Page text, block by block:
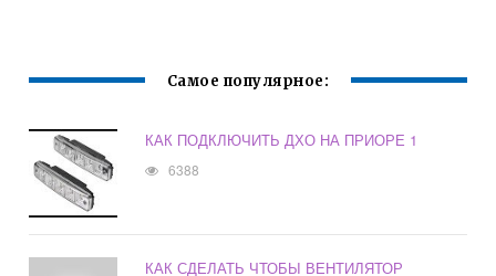
Самое популярное:
КАК ПОДКЛЮЧИТЬ ДХО НА ПРИОРЕ 1
6388
КАК СДЕЛАТЬ ЧТОБЫ ВЕНТИЛЯТОР